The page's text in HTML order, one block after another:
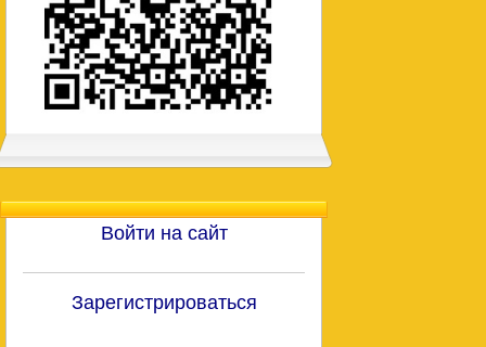
Войти на сайт
Зарегистрироваться